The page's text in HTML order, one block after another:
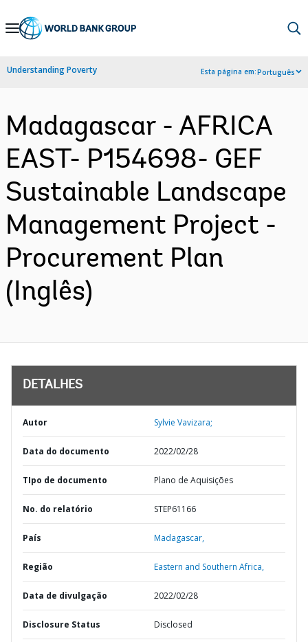
Skip
Navigation
Understanding Poverty Esta página em:Português
Madagascar - AFRICA
EAST- P154698- GEF
Sustainable Landscape
Management Project -
Procurement Plan
(Inglês)
DETALHES
Autor Sylvie Vavizara;
Data do documento 2022/02/28
TIpo de documento Plano de Aquisições
No. do relatório STEP61166
País Madagascar,
Região Eastern and Southern Africa,
Data de divulgação 2022/02/28
Disclosure Status Disclosed